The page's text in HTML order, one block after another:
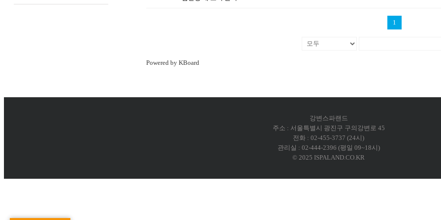
1
Powered by KBoard
강변스파랜드
주소 : 서울특별시 광진구 구의강변로 45
전화 : 02-455-3737 (24시)
관리실 : 02-444-2396 (평일 09~18시)
© 2025 ISPALAND.CO.KR